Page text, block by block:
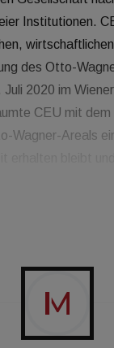
Institutionen.
des Otto-
2020 im
CEU mit
Wagner-Areals
rechtlich
jährigen